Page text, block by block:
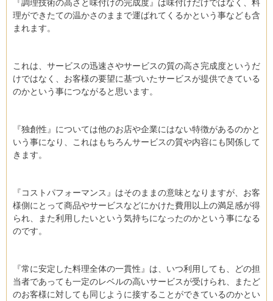
『調理技術の高さと味付けの完成度』は味付けだけではなく、料
理ができたての温かさのままで運ばれてくるかという事なども含
まれます。
これは、サービスの迅速さやサービスの質の高さ完成度というだ
けではなく、お客様の要望に基づいたサービスが提供できている
のかという事につながると思います。
『独創性』については他のお店や企業にはない特徴があるのかと
いう事になり、これはもちろんサービスの質や内容にも関係して
きます。
『コストパフォーマンス』はそのままの意味となりますが、お客
様側にとって商品やサービスなどにかけた費用以上の満足感が得
られ、また利用したいという気持ちになったのかという事になる
のです。
『常に安定した料理全体の一貫性』は、いつ利用しても、どの担
当者であっても一定のレベルの高いサービスが受けられ、またど
のお客様に対しても同じように接することができているのかとい